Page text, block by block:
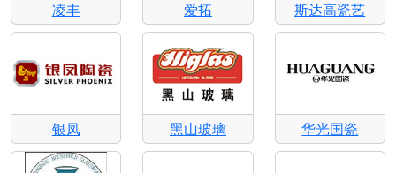
凌丰 爱拓 斯达高瓷艺
银凤 黑山玻璃 华光国瓷